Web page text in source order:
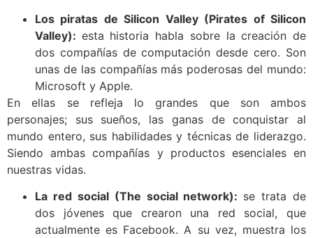
Los piratas de Silicon Valley (Pirates of Silicon
Valley): esta historia habla sobre la creación de
dos compañías de computación desde cero. Son
unas de las compañías más poderosas del mundo:
Microsoft y Apple.
En ellas se refleja lo grandes que son ambos
personajes; sus sueños, las ganas de conquistar al
mundo entero, sus habilidades y técnicas de liderazgo.
Siendo ambas compañías y productos esenciales en
nuestras vidas.
La red social (The social network): se trata de
dos jóvenes que crearon una red social, que
actualmente es Facebook. A su vez, muestra los